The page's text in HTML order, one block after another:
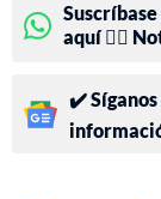
aquí 👉🏻
✔️ Síganos